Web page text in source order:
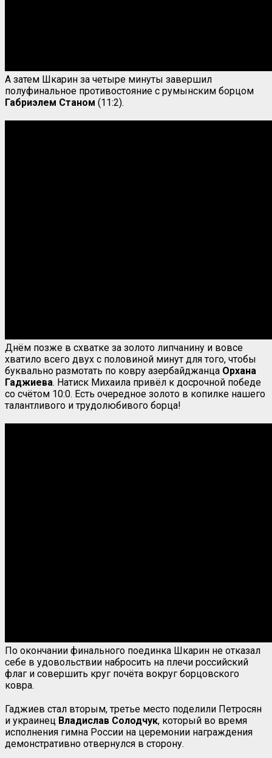
А затем Шкарин за четыре минуты завершил
полуфинальное противостояние с румынским борцом
Габриэлем Станом (11:2).
Днём позже в схватке за золото липчанину и вовсе
хватило всего двух с половиной минут для того, чтобы
буквально размотать по ковру азербайджанца Орхана
Гаджиева. Натиск Михаила привёл к досрочной победе
со счётом 10:0. Есть очередное золото в копилке нашего
талантливого и трудолюбивого борца!
По окончании финального поединка Шкарин не отказал
себе в удовольствии набросить на плечи российский
флаг и совершить круг почёта вокруг борцовского
ковра.
Гаджиев стал вторым, третье место поделили Петросян
и украинец Владислав Солодчук, который во время
исполнения гимна России на церемонии награждения
демонстративно отвернулся в сторону.